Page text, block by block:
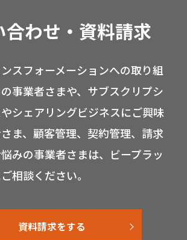
合わせ・資料請求
スフォーメーションへの取り組
事業者さまや、サブスクリプシ
シェアリングビジネスにご興味
ま、顧客管理、契約管理、請求
みの事業者さまは、ビープラッ
相談ください。
資料請求をする